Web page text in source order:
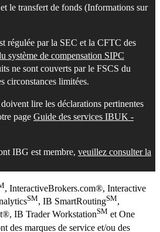
le transfert de fonds (Informations sur
régulée par la SEC et la CFTC des
système de compensation SIPC
ne sont couverts par le FSCS du
circonstances limitées.
lire les déclarations pertinentes
page Guide des services IBUK -
IBG est membre, veuillez consulter la
, InteractiveBrokers.com®, Interactive
SM, IB SmartRoutingSM,
IB Trader WorkstationSM et One
des marques de service et/ou des